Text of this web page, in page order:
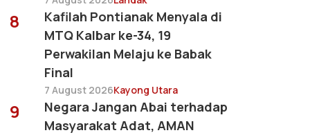
8
Kafilah Pontianak Menyala di
MTQ Kalbar ke-34, 19
Perwakilan Melaju ke Babak
Final
7 August 2026Kayong Utara
9
Negara Jangan Abai terhadap
Masyarakat Adat, AMAN